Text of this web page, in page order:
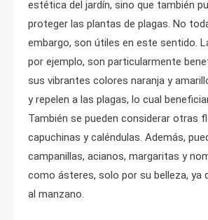
estética del jardín, sino que también
proteger las plantas de plagas. No
embargo, son útiles en este sentido.
por ejemplo, son particularmente
sus vibrantes colores naranja y
y repelen a las plagas, lo cual
También se pueden considerar otras
capuchinas y caléndulas. Además,
campanillas, acianos, margaritas y
como ásteres, solo por su belleza, ya
al manzano.